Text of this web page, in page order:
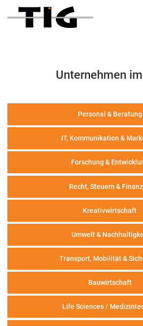
Unternehmen
Personal & Beratung
IT, Kommunikation &
Forschung &
Recht, Steuern &
Kreativwirtschaft
Umwelt &
Transport, Mobilität &
Bauwirtschaft
Life Sciences /